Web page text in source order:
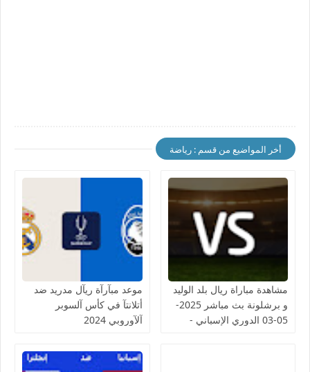
أخر المواضيع من قسم : رياضة
مشاهدة مباراة ريال بلد الوليد
و برشلونة بث مباشر 2025-
05-03 الدوري الإسباني -
موعد مبآرآة ريآل مدريد ضد
أتلانتآ في كأس آلسوبر
آلآوروبي 2024